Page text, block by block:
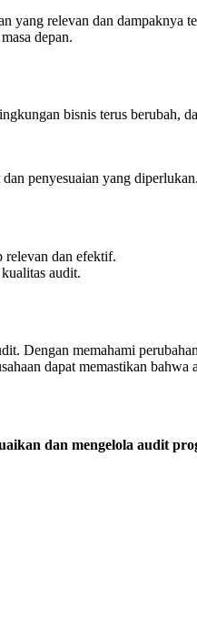
yang relevan dan dampaknya
depan.
bisnis terus berubah,
penyesuaian yang diperlukan.
relevan dan efektif.
audit.
Dengan memahami
dapat memastikan
dan mengelola audit